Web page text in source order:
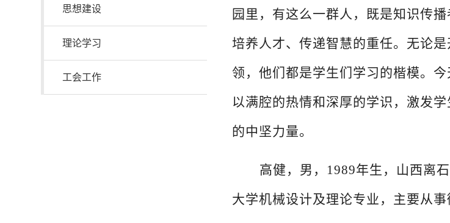
思想建设
理论学习
工会工作
园里，有这么一群人，既是知识传
培养人才、传递智慧的重任。无论
领，他们都是学生们学习的楷模。
以满腔的热情和深厚的学识，激发学
的中坚力量。
高健，男， 1989年生， 山西离
大学机械设计及理论专业，主要从